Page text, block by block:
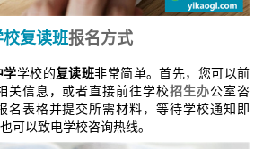
校复读班报名方式
学学校的复读班非常简单。首先，您可以前
关信息，或者直接前往学校招生办公室咨
名表格并提交所需材料，等待学校通知即
可以致电学校咨询热线。